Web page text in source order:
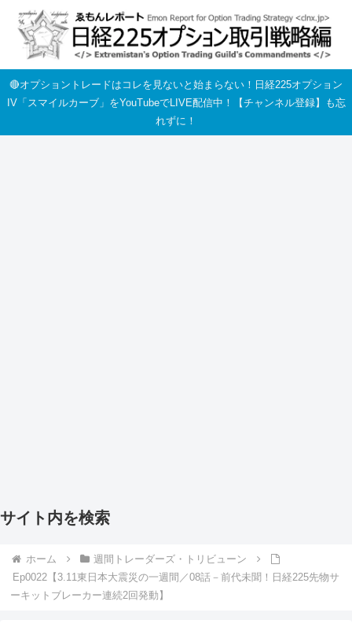
🔴オプショントレードはコレを見ないと始まらない！日経225オプション
IV「スマイルカーブ」をYouTubeでLIVE配信中！【チャンネル登録】も忘
れずに！
サイト内を検索
ホーム
週間トレーダーズ・トリビューン
Ep0022【3.11東日本大震災の一週間／08話－前代未聞！日経225先物サ
ーキットブレーカー連続2回発動】